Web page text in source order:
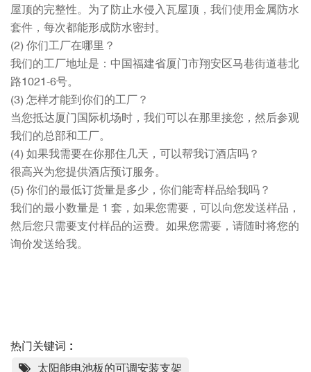
屋顶的完整性。为了防止水侵入瓦屋顶，我们使用金属防水
套件，每次都能形成防水密封。
(2) 你们工厂在哪里？
我们的工厂地址是：中国福建省厦门市翔安区马巷街道巷北
路1021-6号。
(3) 怎样才能到你们的工厂？
当您抵达厦门国际机场时，我们可以在那里接您，然后参观
我们的总部和工厂。
(4) 如果我需要在你那住几天，可以帮我订酒店吗？
很高兴为您提供酒店预订服务。
(5) 你们的最低订货量是多少，你们能寄样品给我吗？
我们的最小数量是 1 套，如果您需要，可以向您发送样品，
然后您只需要支付样品的运费。如果您需要，请随时将您的
询价发送给我。
热门关键词 :
太阳能电池板的可调安装支架